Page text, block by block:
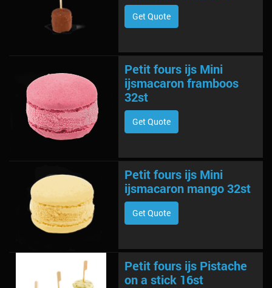
Get Quote
Petit fours ijs Mini
ijsmacaron framboos
32st
Get Quote
Petit fours ijs Mini
ijsmacaron mango 32st
Get Quote
Petit fours ijs Pistache
on a stick 16st